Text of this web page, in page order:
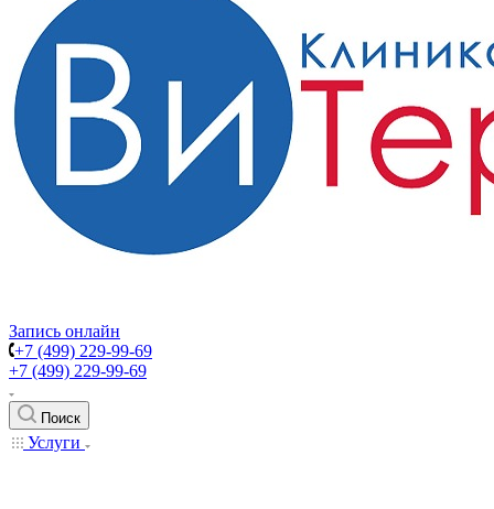
Запись онлайн
+7 (499) 229-99-69
+7 (499) 229-99-69
Поиск
Услуги